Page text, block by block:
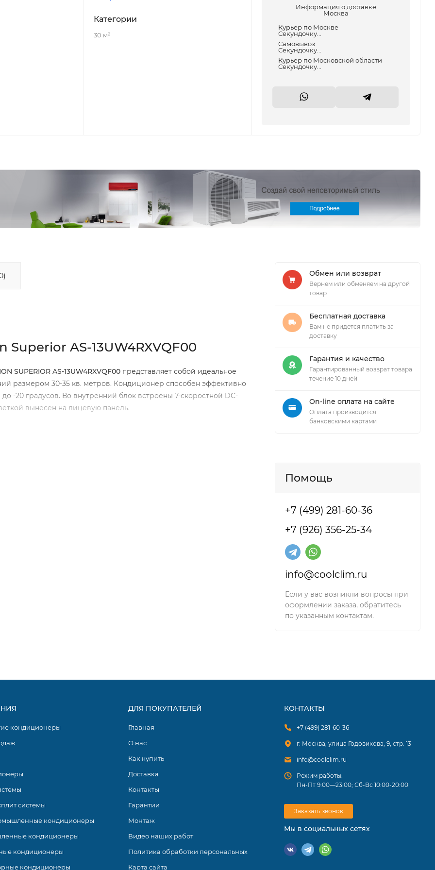
Категории
30 м²
Информация о доставке
Москва
Курьер по Москве
Секундочку...
Самовывоз
Секундочку...
Курьер по Московской области
Секундочку...
AS-13UW4RXVQF00
SUPERIOR AS-13UW4RXVQF00 представляет собой идеальное
размером 30-35 кв. метров. Кондиционер способен эффективно
-20 градусов. Во внутренний блок встроены 7-скоростной DC-
вынесен на лицевую панель.
fin.
Обмен или возврат
Вернем или обменяем на другой
товар
Бесплатная доставка
Вам не придется платить за
доставку
Гарантия и качество
Гарантированный возврат товара
течение 10 дней
On-line оплата на сайте
Оплата производится
банковскими картами
Помощь
+7 (499) 281-60-36
+7 (926) 356-25-34
info@coolclim.ru
Если у вас возникли вопросы при
оформлении заказа, обратитесь
по указанным контактам.
кондиционеры
системы
кондиционеры
кондиционеры
кондиционеры
кондиционеры
ДЛЯ ПОКУПАТЕЛЕЙ
Главная
О нас
Как купить
Доставка
Контакты
Гарантии
Монтаж
Видео наших работ
Политика обработки персональных
Карта сайта
КОНТАКТЫ
+7 (499) 281-60-36
г. Москва, улица Годовикова, 9, стр. 13
info@coolclim.ru
Режим работы:
Пн-Пт 9:00—23:00; Сб-Вс 10:00-20:00
Заказать звонок
Мы в социальных сетях